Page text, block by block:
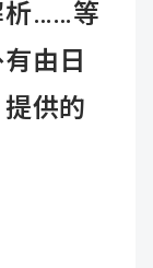
析……等
由日
供的